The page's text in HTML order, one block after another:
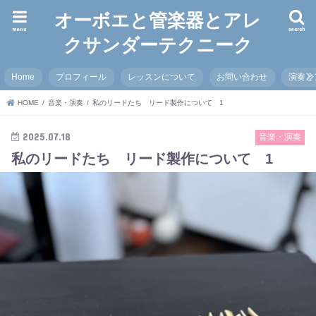
オーボエと管楽器とアレ
クサンダーテクニーク
search
menu
Home プロフィール レッスンについて お問い合わせ 演奏と
HOME 音楽・演奏 私のリードたち リード製作について 1
音楽・演奏
2025.07.18
私のリードたち リード製作について 1